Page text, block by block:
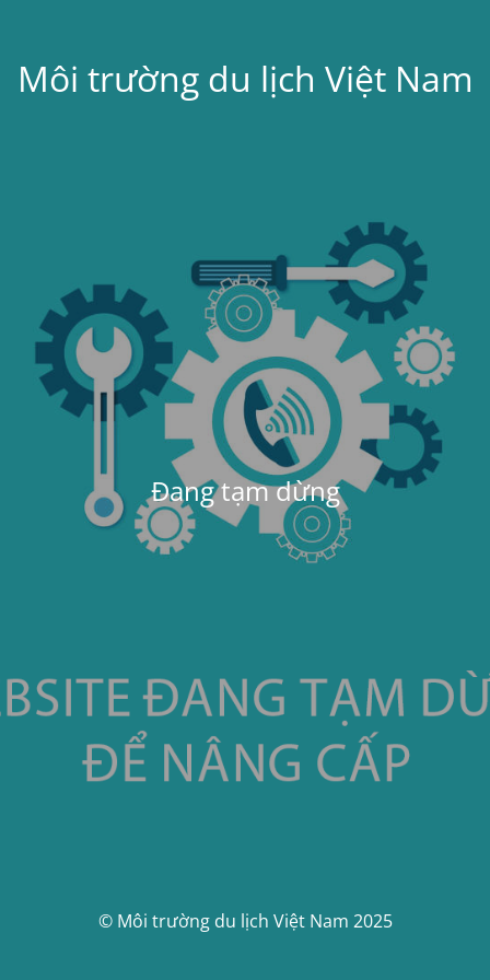
Môi trường du lịch Việt Nam
Đang tạm dừng
© Môi trường du lịch Việt Nam 2025